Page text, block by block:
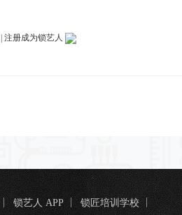
注册成为锁艺人
锁艺人 APP
锁匠培训学校